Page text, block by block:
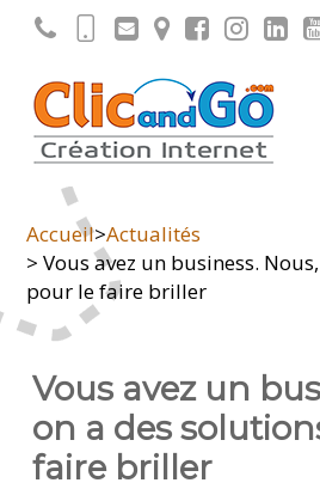
Accueil>Actualités
> Vous avez un business.
pour le faire briller
Vous avez un
on a des
faire briller